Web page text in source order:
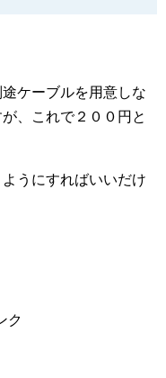
ケーブルを用意しな
、これで２００円と
うにすればいいだけ
ク